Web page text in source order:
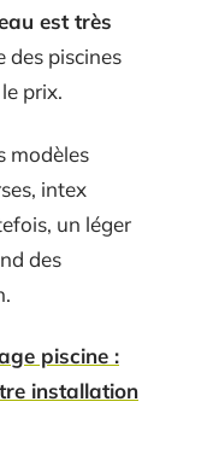
est très
des piscines
prix.
modèles
intex
un léger
des
piscine :
installation